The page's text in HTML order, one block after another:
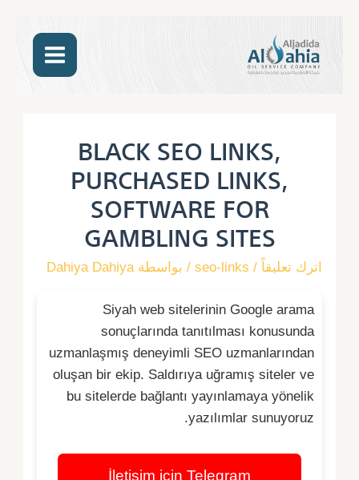
المحتوى
MAIN
BLACK SEO LINKS,
PURCHASED LINKS,
SOFTWARE FOR
GAMBLING SITES
اترك تعليقاً /
seo-links / بواسطة Dahiya Dahiya
Siyah web sitelerinin Google arama
sonuçlarında tanıtılması konusunda
uzmanlaşmış deneyimli SEO uzmanlarından
oluşan bir ekip. Saldırıya uğramış siteler ve
bu sitelerde bağlantı yayınlamaya yönelik
yazılımlar sunuyoruz.
İletişim için Telegram